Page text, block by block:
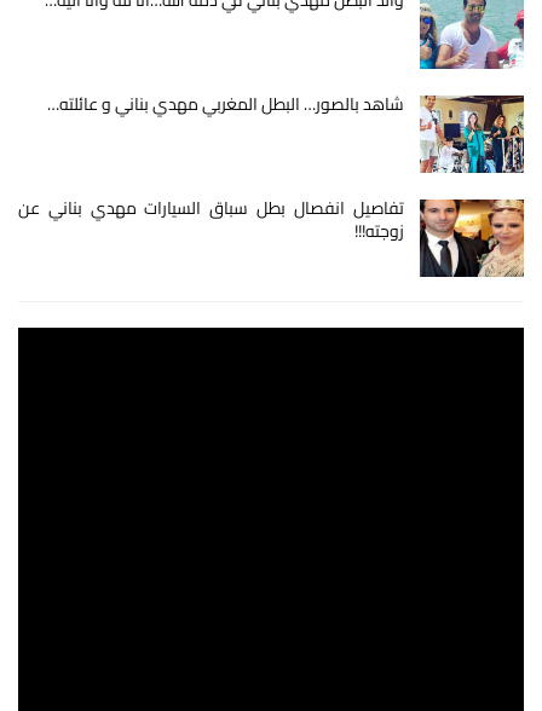
شاهد بالصور… البطل المغربي مهدي بناني و عائلته…
تفاصيل انفصال بطل سباق السيارات مهدي بناني عن
زوجته!!!